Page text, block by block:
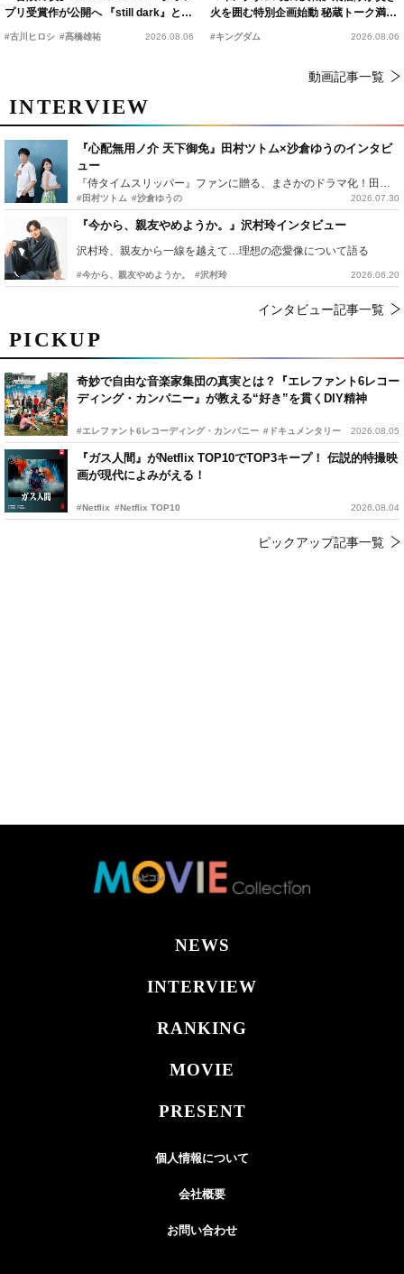
PICKUP
奇妙で自由な音楽家集団の真実とは？『エレファント6レコー
ディング・カンパニー』が教える“好き”を貫くDIY精神
#エレファント6レコーディング・カンパニー #ドキュメンタリー 2026.08.05
『ガス人間』がNetflix TOP10でTOP3キープ！ 伝説的特撮映
画が現代によみがえる！
#Netflix #Netflix TOP10 2026.08.04
ピックアップ記事一覧
プリ受賞作が公開へ 『still dark』と同
時上映決定
#古川ヒロシ #髙橋雄祐 2026.08.06
火を囲む特別企画始動 秘蔵トーク満載
の“キングダムキャンプ”開催
#キングダム 2026.08.06
動画記事一覧
INTERVIEW
『心配無用ノ介 天下御免』田村ツトム×沙倉ゆうのインタビ
ュー
『侍タイムスリッパー』ファンに贈る、まさかのドラマ化！田村ツトム×沙倉ゆうのが語る『心配無用ノ介』撮影秘話
#田村ツトム #沙倉ゆうの 2026.07.30
『今から、親友やめようか。』沢村玲インタビュー
沢村玲、親友から一線を越えて…理想の恋愛像について語る
#今から、親友やめようか。 #沢村玲 2026.06.20
インタビュー記事一覧
NEWS
INTERVIEW
RANKING
MOVIE
PRESENT
個人情報について
会社概要
お問い合わせ